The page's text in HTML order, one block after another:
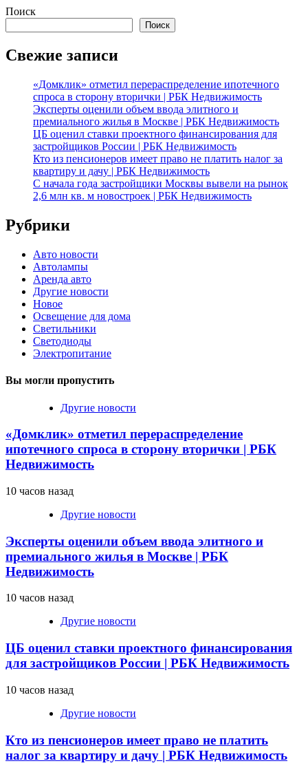
Поиск
Поиск
Свежие записи
«Домклик» отметил перераспределение ипотечного
спроса в сторону вторички | РБК Недвижимость
Эксперты оценили объем ввода элитного и
премиального жилья в Москве | РБК Недвижимость
ЦБ оценил ставки проектного финансирования для
застройщиков России | РБК Недвижимость
Кто из пенсионеров имеет право не платить налог за
квартиру и дачу | РБК Недвижимость
С начала года застройщики Москвы вывели на рынок
2,6 млн кв. м новостроек | РБК Недвижимость
Рубрики
Авто новости
Автолампы
Аренда авто
Другие новости
Новое
Освещение для дома
Светильники
Светодиоды
Электропитание
Вы могли пропустить
Другие новости
«Домклик» отметил перераспределение
ипотечного спроса в сторону вторички | РБК
Недвижимость
10 часов назад
Другие новости
Эксперты оценили объем ввода элитного и
премиального жилья в Москве | РБК
Недвижимость
10 часов назад
Другие новости
ЦБ оценил ставки проектного финансирования
для застройщиков России | РБК Недвижимость
10 часов назад
Другие новости
Кто из пенсионеров имеет право не платить
налог за квартиру и дачу | РБК Недвижимость